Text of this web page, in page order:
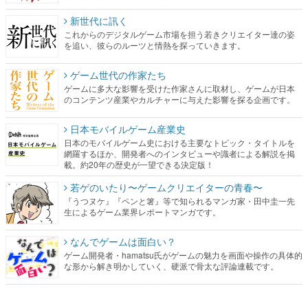
新世代に訊く
これからのデジタルゲーム市場を担う若きクリエイター達の姿
を追い、彼らのルーツと情熱を探っていきます。
ゲーム世代の作家たち
ゲームに多大な影響を受けた作家さんに取材し、ゲームが日本
のコンテンツ産業やカルチャーに与えた影響を探る企画です。
日本モバイルゲーム産業史
日本のモバイルゲーム史における主要なトピック・タイトルを
網羅するほか、開発者へのインタビューや識者による解説を掲
載。約20年の歴史が一望できる決定版！
若ゲのいたり〜ゲームクリエイターの青春〜
『うつヌケ』『ペンと箸』等で知られるマンガ家・田中圭一先
生によるゲーム業界レポートマンガです。
なんでゲームは面白い？
ゲーム開発者・hamatsu氏がゲームの魅力を画面や操作の具体的
な形から解き明かしていく、硬派で骨太な評論連載です。